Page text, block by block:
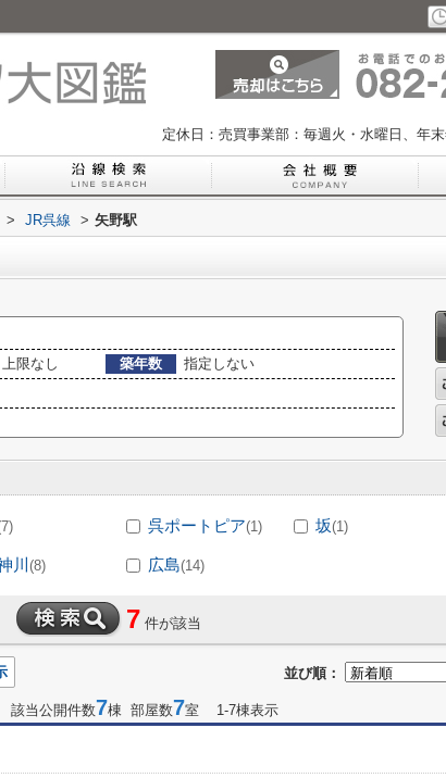
定休日：売買事業部：毎週火・水曜日、年
> JR呉線 > 矢野駅
限なし 築年数
指定しない
呉ポートピア(1) 坂(1)
川 (8) 広島(14)
7 件が該当
並び順：
該当公開件数7棟 部屋数7室 1-7棟表示